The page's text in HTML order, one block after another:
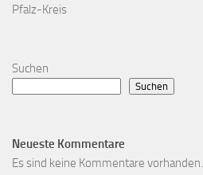
Pfalz-Kreis
Suchen
Suchen
Neueste Kommentare
Es sind keine Kommentare vorhanden.